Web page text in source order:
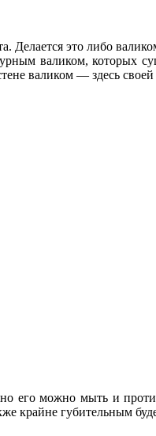
это либо
валиком, которых
валиком — здесь
его можно мыть и
крайне губительным